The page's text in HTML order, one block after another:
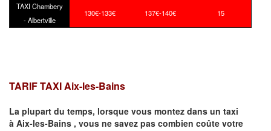
TAXI Chambery
- Albertville
130€-133€ 137€-140€ 15
TARIF TAXI Aix-les-Bains
La plupart du temps, lorsque vous montez dans un taxi
à Aix-les-Bains , vous ne savez pas combien coûte votre